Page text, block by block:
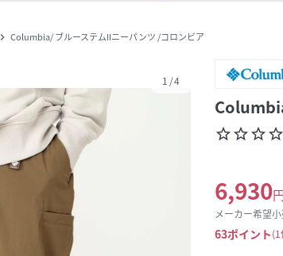
navigate_next Columbia/ ブルーステムIIニーパンツ /コロンビア
1 /4
star_borderstar_borderstar_borderstar_border
6,930
メーカー希望
63ポイント